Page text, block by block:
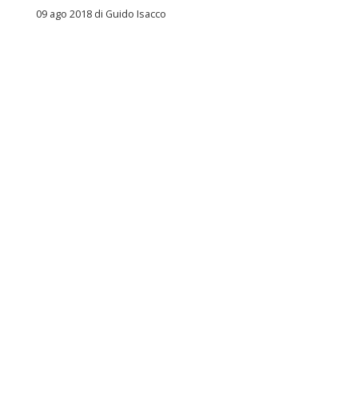
09 ago 2018 di Guido Isacco